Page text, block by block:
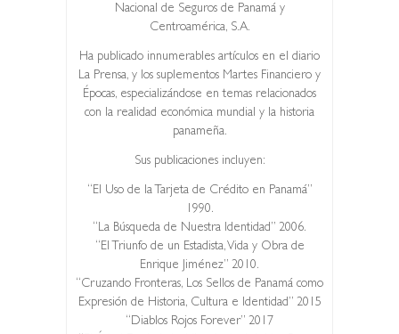
Nacional de Seguros de Panamá y
Centroamérica, S.A.
Ha publicado innumerables artículos en el diario
La Prensa, y los suplementos Martes Financiero y
Épocas, especializándose en temas relacionados
con la realidad económica mundial y la historia
panameña.
Sus publicaciones incluyen:
“El Uso de la Tarjeta de Crédito en Panamá”
1990.
“La Búsqueda de Nuestra Identidad” 2006.
“El Triunfo de un Estadista, Vida y Obra de
Enrique Jiménez” 2010.
“Cruzando Fronteras, Los Sellos de Panamá como
Expresión de Historia, Cultura e Identidad” 2015
“Diablos Rojos Forever” 2017